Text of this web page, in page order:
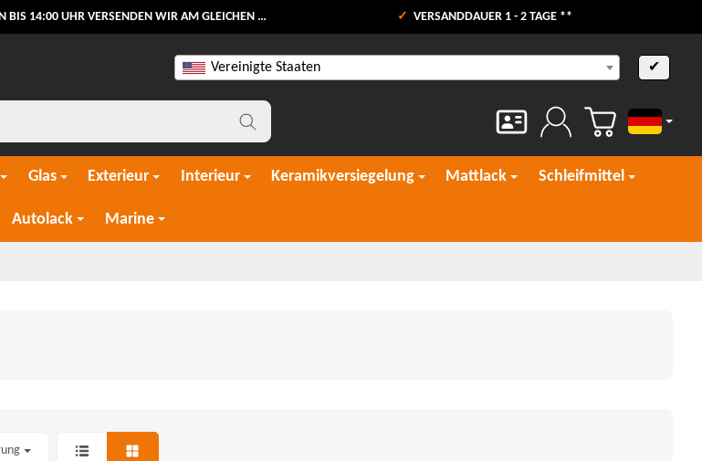
14:00 UHR VERSENDEN WIR AM GLEICHEN WERKTAG VERSANDDAUER 1 - 2 TAGE **
Vereinigte Staaten ✔
Deutsch
Glas Exterieur Interieur Keramikversiegelung Mattlack Schleifmittel
Autolack Marine